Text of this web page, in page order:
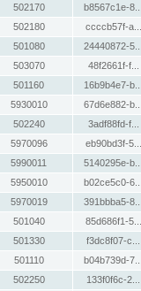
502170 b8567c1e-8...
502180 ccccb57f-a...
501080 24440872-5...
503070 48f2661f-f...
501160 16b9b4e7-b...
5930010 67d6e882-b...
502240 3adf88fd-f...
5970096 eb90bd3f-5...
5990011 5140295e-b...
5950010 b02ce5c0-6...
5970019 391bbba5-8...
501040 85d686f1-5...
501330 f3dc8f07-c...
501110 b04b739d-7...
502250 133f0f6c-2...